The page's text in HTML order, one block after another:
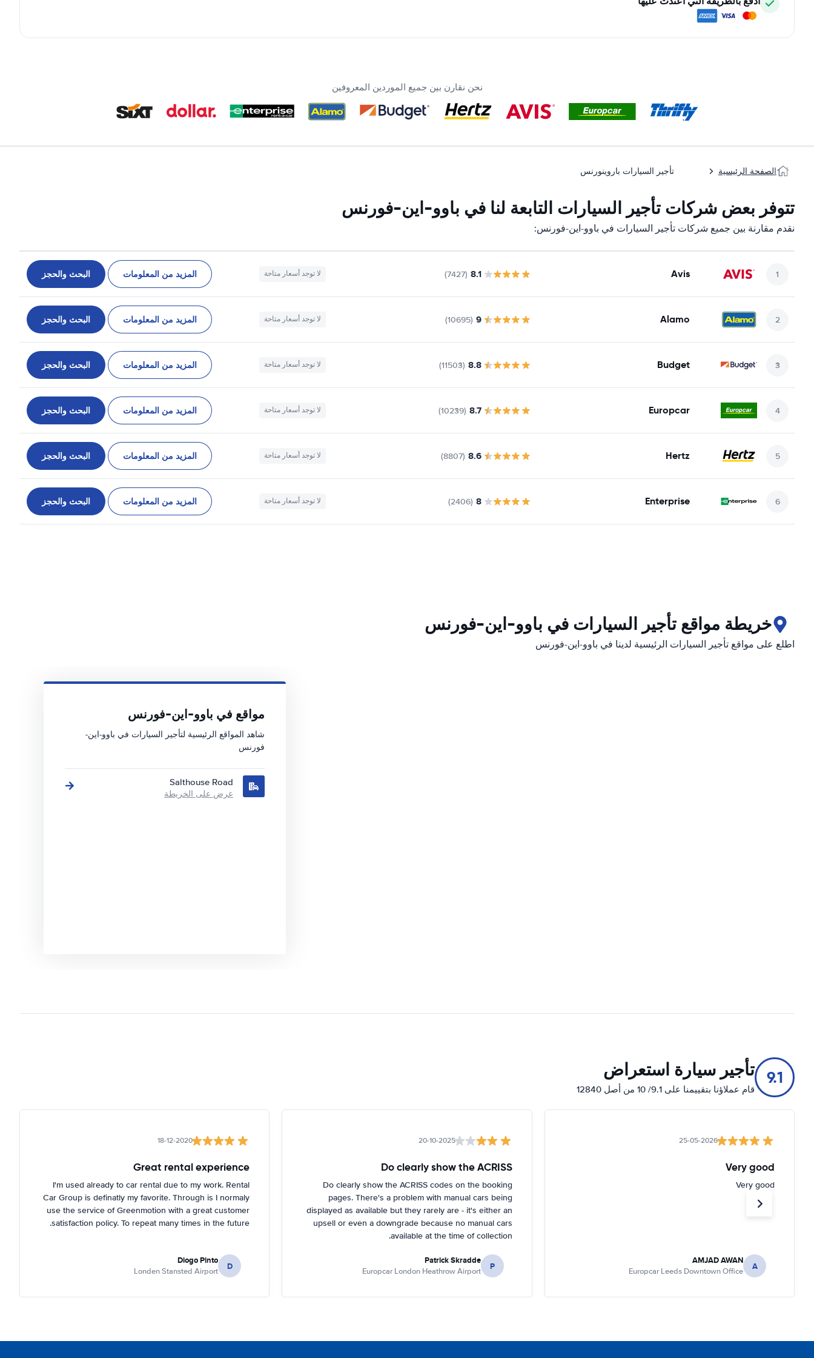
نحن نقارن بين جميع الموردين المعروفين
الصفحة الرئيسية تأجير السيارات باروينورنس
تتوفر بعض شركات تأجير السيارات التابعة لنا في باوو-این-فورنس
نقدم مقارنة بين جميع شركات تأجير السيارات في باوو-این-فورنس:
Avis
8.1
(7427) لا توجد أسعار متاحة المزيد من المعلومات البحث والحجز
Alamo
9
(10695) لا توجد أسعار متاحة المزيد من المعلومات البحث والحجز
Budget
8.8
(11503) لا توجد أسعار متاحة المزيد من المعلومات البحث والحجز
Europcar
8.7
(10239) لا توجد أسعار متاحة المزيد من المعلومات البحث والحجز
Hertz
8.6
(8807) لا توجد أسعار متاحة المزيد من المعلومات البحث والحجز
Enterprise
8
(2406) لا توجد أسعار متاحة المزيد من المعلومات البحث والحجز
خريطة مواقع تأجير السيارات في باوو-این-فورنس
اطلع على مواقع تأجير السيارات الرئيسية لدينا في باوو-این-فورنس
مواقع في باوو-این-فورنس
شاهد المواقع الرئيسية لتأجير السيارات في باوو-این-
فورنس
Salthouse Road
عرض على الخريطة
9.1 تأجير سيارة استعراض
قام عملاؤنا بتقييمنا على 9.1/ 10 من أصل 12840
25-05-2026
Very good
Very good
A
AMJAD AWAN
Europcar Leeds Downtown Office
20-10-2025
Do clearly show the ACRISS
Do clearly show the ACRISS codes on the booking
pages. There's a problem with manual cars being
displayed as available but they rarely are - it's either an
upsell or even a downgrade because no manual cars
available at the time of collection.
P
Patrick Skradde
Europcar London Heathrow Airport
18-12-2020
Great rental experience
I'm used already to car rental due to my work. Rental
Car Group is definatly my favorite. Through is I normaly
use the service of Greenmotion with a great customer
satisfaction policy. To repeat many times in the future.
D
Diogo Pinto
Londen Stansted Airport